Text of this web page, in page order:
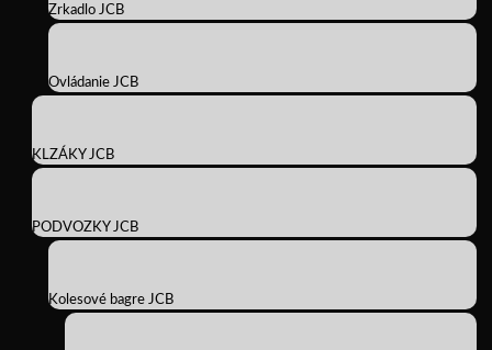
Zrkadlo JCB
Ovládanie JCB
KLZÁKY JCB
PODVOZKY JCB
Kolesové bagre JCB